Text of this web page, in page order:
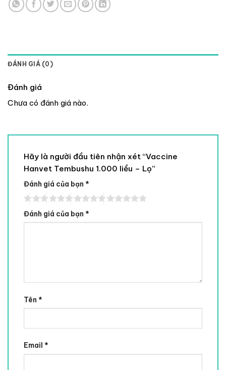
ĐÁNH GIÁ (0)
Đánh giá
Chưa có đánh giá nào.
Hãy là người đầu tiên nhận xét “Vaccine
Hanvet Tembushu 1.000 liều – Lọ”
Đánh giá của bạn *
Đánh giá của bạn *
Tên *
Email *